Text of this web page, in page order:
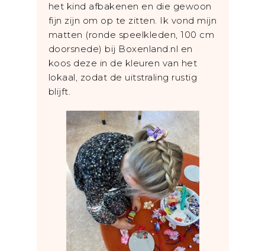
het kind afbakenen en die gewoon
fijn zijn om op te zitten. Ik vond mijn
matten (ronde speelkleden, 100 cm
doorsnede) bij Boxenland.nl en
koos deze in de kleuren van het
lokaal, zodat de uitstraling rustig
blijft.